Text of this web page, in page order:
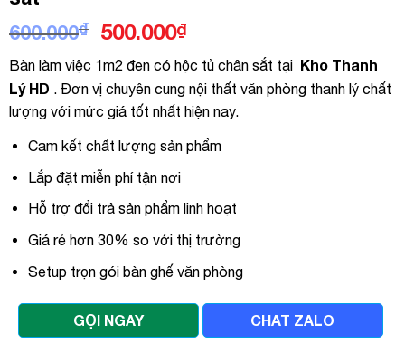
600.000₫
Giá
là:
600.000₫.
500.000₫Giá
hiện
tại
là:
500.000₫.
Bàn làm việc 1m2 đen có hộc tủ chân sắt tại Kho Thanh
Lý HD . Đơn vị chuyên cung nội thất văn phòng thanh lý chất
lượng với mức giá tốt nhất hiện nay.
Cam kết chất lượng sản phẩm
Lắp đặt miễn phí tận nơi
Hỗ trợ đổi trả sản phẩm linh hoạt
Giá rẻ hơn 30% so với thị trường
Setup trọn gói bàn ghế văn phòng
GỌI NGAY CHAT ZALO